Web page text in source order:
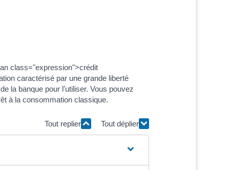
class="expression">crédit
caractérisé par une grande liberté
la banque pour l'utiliser. Vous pouvez
à la consommation classique.
Tout replier Tout déplier